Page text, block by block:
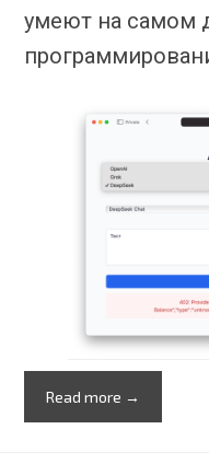
умеют на самом
Read more →